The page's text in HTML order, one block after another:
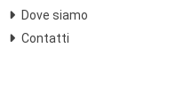
Dove siamo
Contatti